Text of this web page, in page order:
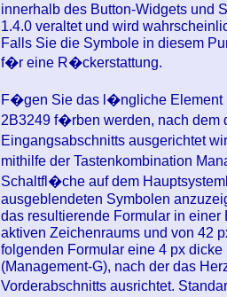
innerhalb des Button-Widgets und
1.4.0 veraltet und wird
Falls Sie die Symbole in diesem
f�r eine R�ckerstattung.
F�gen Sie das l�ngliche Element
2B3249 f�rben werden, nach dem
Eingangsabschnitts ausgerichtet
mithilfe der Tastenkombination
Schaltfl�che auf dem
ausgeblendeten Symbolen
das resultierende Formular in
aktiven Zeichenraums und von 42
folgenden Formular eine 4 px
(Management-G), nach der das
Vorderabschnitts ausrichtet.